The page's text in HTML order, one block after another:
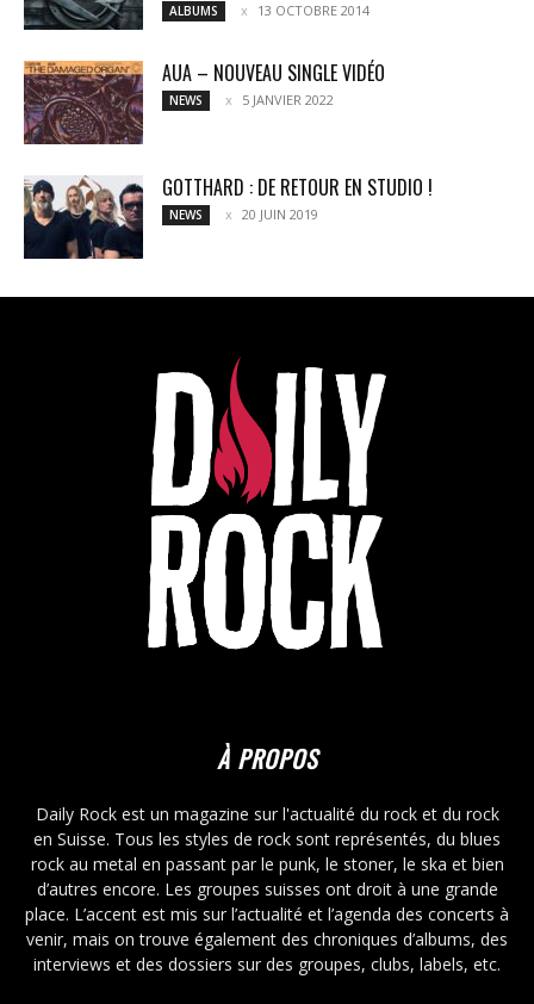
ALBUMS 13 OCTOBRE 2014
AUA – NOUVEAU SINGLE VIDÉO
NEWS 5 JANVIER 2022
GOTTHARD : DE RETOUR EN STUDIO !
NEWS 20 JUIN 2019
À PROPOS
Daily Rock est un magazine sur l'actualité du rock et du rock
en Suisse. Tous les styles de rock sont représentés, du blues
rock au metal en passant par le punk, le stoner, le ska et bien
d’autres encore. Les groupes suisses ont droit à une grande
place. L’accent est mis sur l’actualité et l’agenda des concerts à
venir, mais on trouve également des chroniques d’albums, des
interviews et des dossiers sur des groupes, clubs, labels, etc.